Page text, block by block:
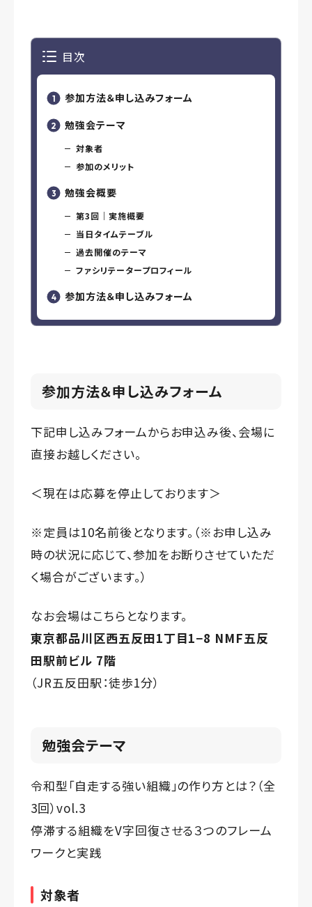
目次
参加方法＆申し込みフォーム
勉強会テーマ
対象者
参加のメリット
勉強会概要
第3回｜実施概要
当日タイムテーブル
過去開催のテーマ
ファシリテータープロフィール
参加方法＆申し込みフォーム
参加方法＆申し込みフォーム
下記申し込みフォームからお申込み後、会場に
直接お越しください。
＜現在は応募を停止しております＞
※定員は10名前後となります。（※お申し込み
時の状況に応じて、参加をお断りさせていただ
く場合がございます。）
なお会場はこちらとなります。
東京都品川区西五反田1丁目1−8 NMF五反
田駅前ビル 7階
（JR五反田駅：徒歩1分）
勉強会テーマ
令和型「自走する強い組織」の作り方とは？（全
3回）vol.3
停滞する組織をV字回復させる３つのフレーム
ワークと実践
対象者